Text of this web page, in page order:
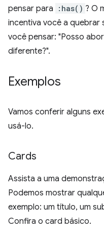
pensar para
:has() ? O
incentiva você a quebrar
você pensar: "Posso
diferente?".
Exemplos
Vamos conferir alguns
usá-lo.
Cards
Assista a uma
Podemos mostrar
exemplo: um título, um
Confira o card básico.